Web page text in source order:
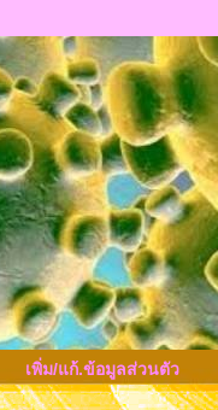
เพิ่ม/แก้.ข้อมูลส่วนตัว